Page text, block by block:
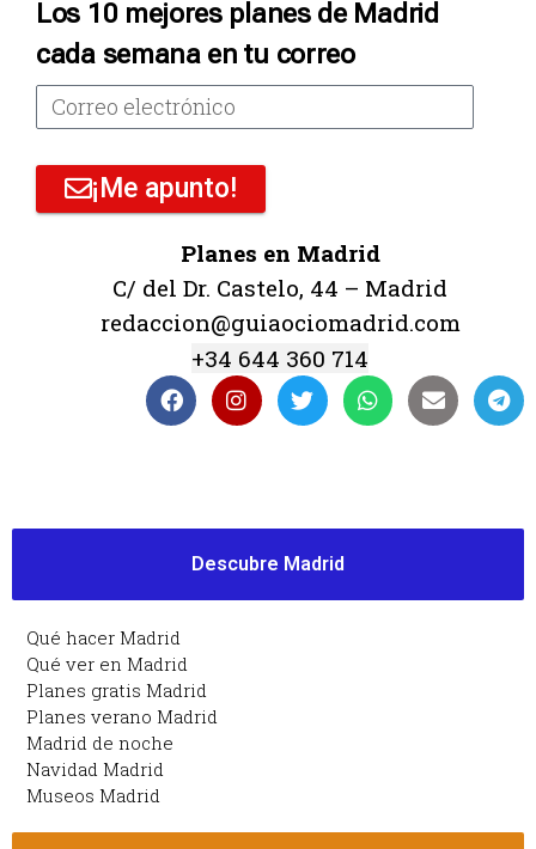
Los 10 mejores planes de Madrid
cada semana en tu correo
¡Me apunto!
Planes en Madrid
C/ del Dr. Castelo, 44 – Madrid
redaccion@guiaociomadrid.com
+34 644 360 714
Descubre Madrid
Qué hacer Madrid
Qué ver en Madrid
Planes gratis Madrid
Planes verano Madrid
Madrid de noche
Navidad Madrid
Museos Madrid